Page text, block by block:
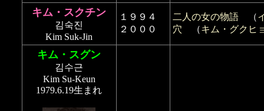
キム・スクチン
김숙진
Kim Suk-Jin
１９９４
２０００
二人の女の物語 （
穴 （キム・グクヒ
キム・スグン
김수근
Kim Su-Keun
1979.6.19生まれ